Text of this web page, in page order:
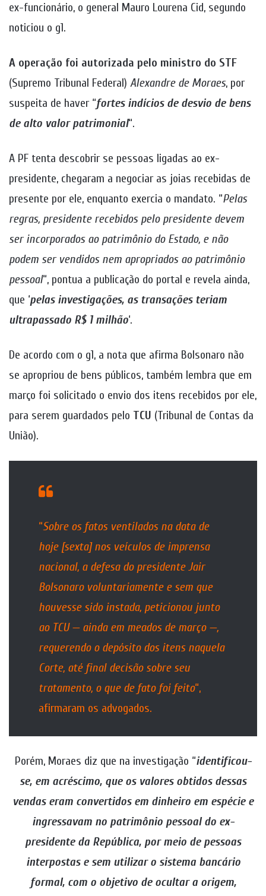
ex-funcionário, o general Mauro Lourena Cid, segundo
noticiou o g1.
A operação foi autorizada pelo ministro do STF
(Supremo Tribunal Federal) Alexandre de Moraes, por
suspeita de haver “fortes indícios de desvio de bens
de alto valor patrimonial“.
A PF tenta descobrir se pessoas ligadas ao ex-
presidente, chegaram a negociar as joias recebidas de
presente por ele, enquanto exercia o mandato. “Pelas
regras, presidente recebidos pelo presidente devem
ser incorporados ao patrimônio do Estado, e não
podem ser vendidos nem apropriados ao patrimônio
pessoal“, pontua a publicação do portal e revela ainda,
que ‘pelas investigações, as transações teriam
ultrapassado R$ 1 milhão‘.
De acordo com o g1, a nota que afirma Bolsonaro não
se apropriou de bens públicos, também lembra que em
março foi solicitado o envio dos itens recebidos por ele,
para serem guardados pelo TCU (Tribunal de Contas da
União).
“Sobre os fatos ventilados na data de
hoje [sexta] nos veículos de imprensa
nacional, a defesa do presidente Jair
Bolsonaro voluntariamente e sem que
houvesse sido instada, peticionou junto
ao TCU — ainda em meados de março —,
requerendo o depósito dos itens naquela
Corte, até final decisão sobre seu
tratamento, o que de fato foi feito“,
afirmaram os advogados.
Porém, Moraes diz que na investigação “identificou-
se, em acréscimo, que os valores obtidos dessas
vendas eram convertidos em dinheiro em espécie e
ingressavam no patrimônio pessoal do ex-
presidente da República, por meio de pessoas
interpostas e sem utilizar o sistema bancário
formal, com o objetivo de ocultar a origem,